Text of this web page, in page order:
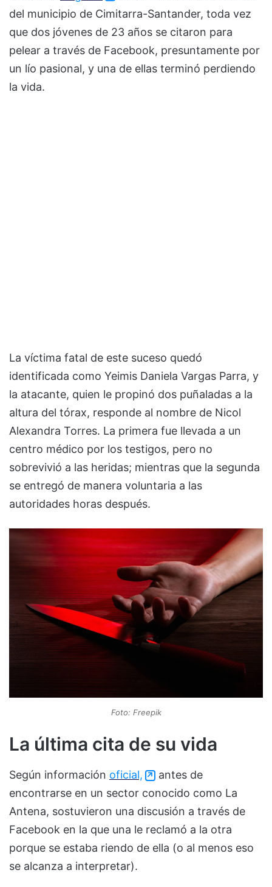
del municipio de Cimitarra-Santander, toda vez
que dos jóvenes de 23 años se citaron para
pelear a través de Facebook, presuntamente por
un lío pasional, y una de ellas terminó perdiendo
la vida.
La víctima fatal de este suceso quedó
identificada como Yeimis Daniela Vargas Parra, y
la atacante, quien le propinó dos puñaladas a la
altura del tórax, responde al nombre de Nicol
Alexandra Torres. La primera fue llevada a un
centro médico por los testigos, pero no
sobrevivió a las heridas; mientras que la segunda
se entregó de manera voluntaria a las
autoridades horas después.
Foto: Freepik
La última cita de su vida
Según información oficial,
antes de
encontrarse en un sector conocido como La
Antena, sostuvieron una discusión a través de
Facebook en la que una le reclamó a la otra
porque se estaba riendo de ella (o al menos eso
se alcanza a interpretar).